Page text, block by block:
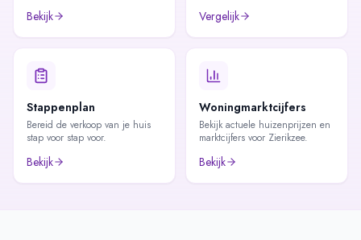
Bekijk Vergelijk
Stappenplan
Bereid de verkoop van je huis
stap voor stap voor.
Bekijk
Woningmarktcijfers
Bekijk actuele huizenprijzen en
marktcijfers voor Zierikzee.
Bekijk